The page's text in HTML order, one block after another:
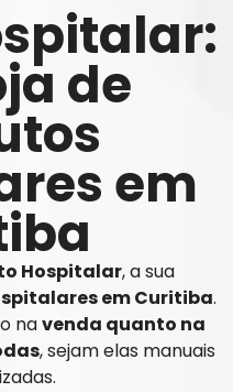
de
em
Hospitalar, a sua
em Curitiba.
navenda quanto na
, sejam elas manuais